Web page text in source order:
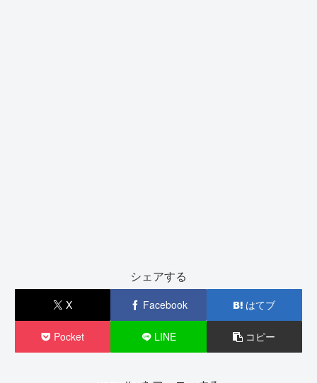
シェアする
X Facebook はてブ
Pocket LINE コピー